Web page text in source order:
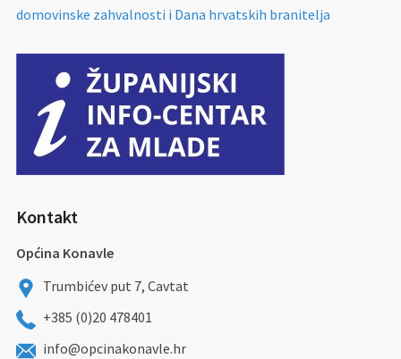
domovinske zahvalnosti i Dana hrvatskih branitelja
Kontakt
Općina Konavle
Trumbićev put 7, Cavtat
+385 (0)20 478401
info@opcinakonavle.hr